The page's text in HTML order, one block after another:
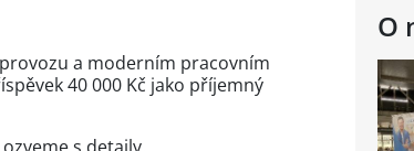
O
a moderním pracovním
40 000 Kč jako příjemný